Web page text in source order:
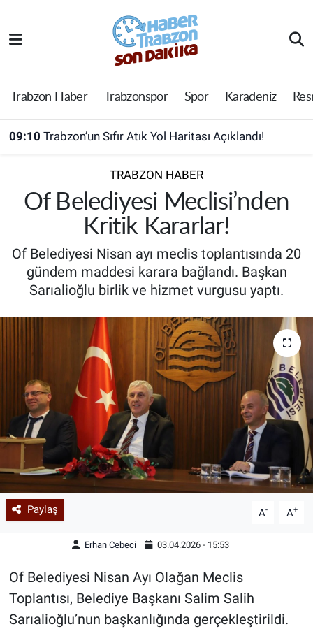
Trabzon Haber Trabzonspor Spor Karadeniz
09:10 Trabzon’un Sıfır Atık Yol Haritası Açıklandı!
TRABZON HABER
Of Belediyesi Meclisi’nden
Kritik Kararlar!
Of Belediyesi Nisan ayı meclis toplantısında 20
gündem maddesi karara bağlandı. Başkan
Sarıalioğlu birlik ve hizmet vurgusu yaptı.
Paylaş A- A+
Erhan Cebeci 03.04.2026 - 15:53
Of Belediyesi Nisan Ayı Olağan Meclis
Toplantısı, Belediye Başkanı Salim Salih
Sarıalioğlu’nun başkanlığında gerçekleştirildi.
Trabzon Haber
Trabzonspor
Resmi Reklam
Perde Arkası
Trabzon Nöbetçi Eczaneler
Trabzon Hava Durumu
Süper Lig Puan Durumu ve Fikstür
Tüm Manşetler
Son Dakika Haberleri
Haber Arşivi